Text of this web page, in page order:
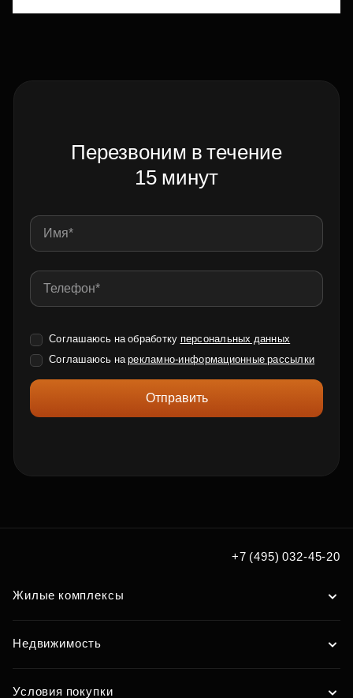
Перезвоним в течение
15 минут
Соглашаюсь на обработку персональных данных
Соглашаюсь нарекламно-информационные рассылки
Отправить
+7 (495) 032-45-20
Жилые комплексы
Недвижимость
Условия покупки